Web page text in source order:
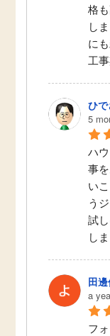
格
し
に
工
ひ
5
ハ
事
い
う
試
し
田
a
フ